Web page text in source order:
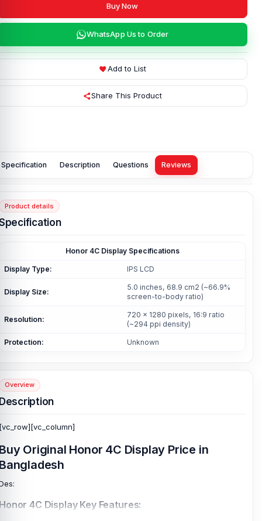
Buy Now
WhatsApp Us to Order
Add to List
Share This Product
Specification Description Questions Reviews
Product details
Honor 4C Display Specifications
Display Type: IPS LCD
Display Size:
5.0 inches, 68.9 cm2 (~66.9%
screen-to-body ratio)
Resolution:
720 x 1280 pixels, 16:9 ratio
(~294 ppi density)
Protection: Unknown
Overview
Original Honor 4C Display Price in
4C Display Key Features: